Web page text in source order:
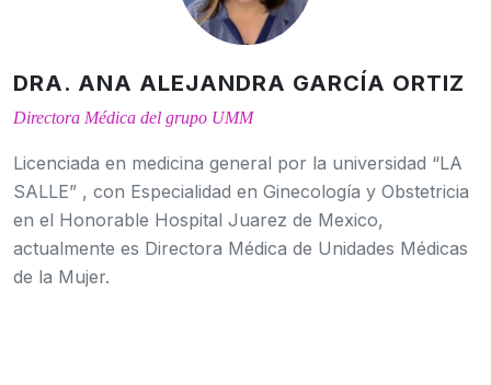
DRA. ANA ALEJANDRA GARCÍA ORTIZ
Directora Médica del grupo UMM
Licenciada en medicina general por la universidad “LA
SALLE” , con Especialidad en Ginecología y Obstetricia
en el Honorable Hospital Juarez de Mexico,
actualmente es Directora Médica de Unidades Médicas
de la Mujer.